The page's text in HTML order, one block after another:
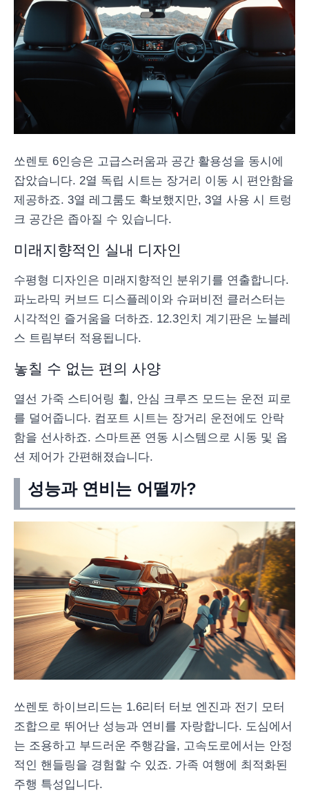
쏘렌토 6인승은 고급스러움과 공간 활용성을 동시에
잡았습니다. 2열 독립 시트는 장거리 이동 시 편안함을
제공하죠. 3열 레그룸도 확보했지만, 3열 사용 시 트렁
크 공간은 좁아질 수 있습니다.
미래지향적인 실내 디자인
수평형 디자인은 미래지향적인 분위기를 연출합니다.
파노라믹 커브드 디스플레이와 슈퍼비전 클러스터는
시각적인 즐거움을 더하죠. 12.3인치 계기판은 노블레
스 트림부터 적용됩니다.
놓칠 수 없는 편의 사양
열선 가죽 스티어링 휠, 안심 크루즈 모드는 운전 피로
를 덜어줍니다. 컴포트 시트는 장거리 운전에도 안락
함을 선사하죠. 스마트폰 연동 시스템으로 시동 및 옵
션 제어가 간편해졌습니다.
성능과 연비는 어떨까?
쏘렌토 하이브리드는 1.6리터 터보 엔진과 전기 모터
조합으로 뛰어난 성능과 연비를 자랑합니다. 도심에서
는 조용하고 부드러운 주행감을, 고속도로에서는 안정
적인 핸들링을 경험할 수 있죠. 가족 여행에 최적화된
주행 특성입니다.